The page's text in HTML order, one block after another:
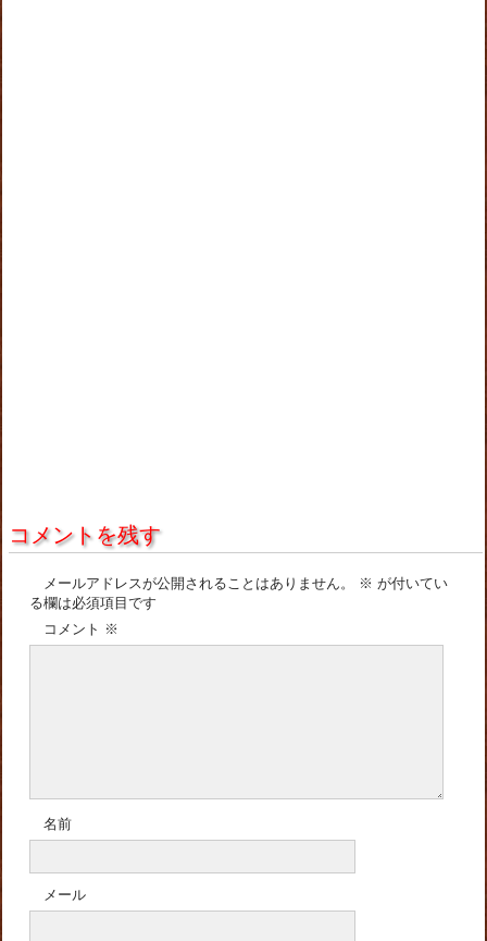
コメントを残す
メールアドレスが公開されることはありません。 ※ が付いてい
る欄は必須項目です
コメント ※
名前
メール